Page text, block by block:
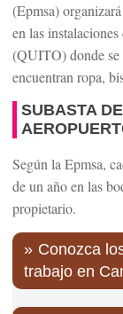
(Epmsa)
en las
(QUITO) donde se
encuentran ropa,
SUBASTA
Según la Epmsa,
de un año en las
propietario.
Conozca
trabajo en